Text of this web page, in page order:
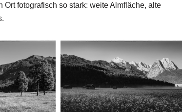
fotografisch so stark: weite Almfläche, alte